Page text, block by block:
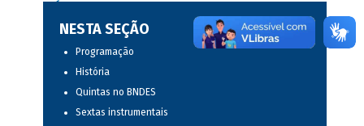
NESTA SEÇÃO
Programação
História
Quintas no BNDES
Sextas instrumentais